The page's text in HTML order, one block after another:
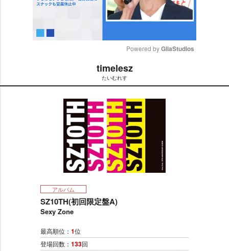
t
e
Powered by GliaStudios
timelesz
たいむれす
アルバム
SZ10TH(初回限定盤A)
Sexy Zone
最高順位： 1位
登場回数： 133回